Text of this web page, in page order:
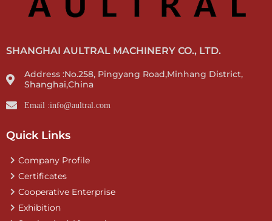
SHANGHAI AULTRAL MACHINERY CO., LTD.
Address :No.258, Pingyang Road,Minhang District,
Shanghai,China
Email :info@aultral.com
Quick Links
Company Profile
Certificates
Cooperative Enterprise
Exhibition